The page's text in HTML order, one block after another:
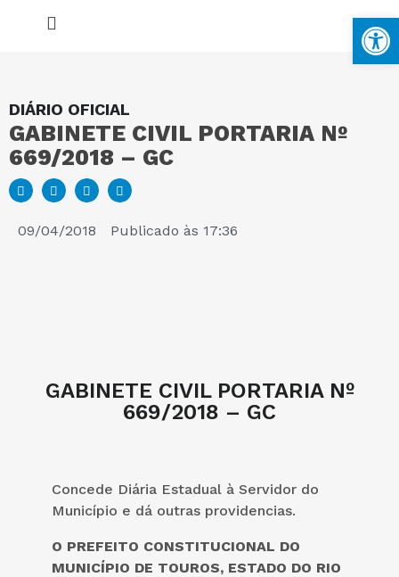
DIÁRIO OFICIAL
GABINETE CIVIL PORTARIA Nº
669/2018 – GC
09/04/2018 Publicado às 17:36
GABINETE CIVIL PORTARIA Nº
669/2018 – GC
Concede Diária Estadual à Servidor do
Município e dá outras providencias.
O PREFEITO CONSTITUCIONAL DO
MUNICÍPIO DE TOUROS, ESTADO DO RIO
MAPA DO SITE
PORTAL DA TRANSPARÊNCIA
E-SIC